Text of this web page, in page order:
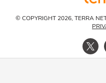
© COPYRIGHT 2026, TERRA